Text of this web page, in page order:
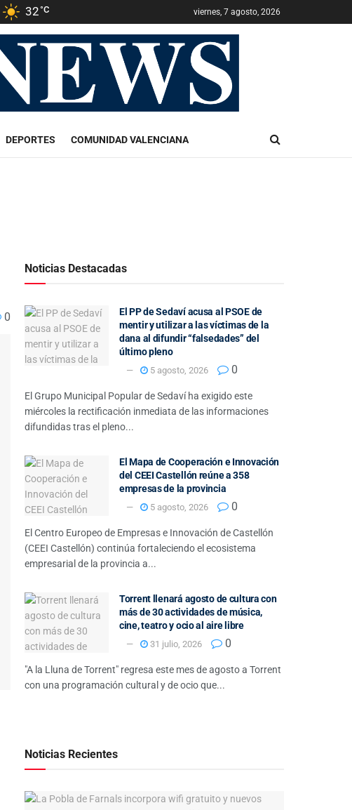
32°C viernes, 7 agosto, 2026
DEPORTES COMUNIDAD VALENCIANA
0
Noticias Destacadas
El PP de Sedaví acusa al PSOE de
mentir y utilizar a las víctimas de la
dana al difundir “falsedades” del
último pleno
5 agosto, 2026 0
El Grupo Municipal Popular de Sedaví ha exigido este
miércoles la rectificación inmediata de las informaciones
difundidas tras el pleno...
El Mapa de Cooperación e Innovación
del CEEI Castellón reúne a 358
empresas de la provincia
5 agosto, 2026 0
El Centro Europeo de Empresas e Innovación de Castellón
(CEEI Castellón) continúa fortaleciendo el ecosistema
empresarial de la provincia a...
Torrent llenará agosto de cultura con
más de 30 actividades de música,
cine, teatro y ocio al aire libre
31 julio, 2026 0
"A la Lluna de Torrent" regresa este mes de agosto a Torrent
con una programación cultural y de ocio que...
Noticias Recientes